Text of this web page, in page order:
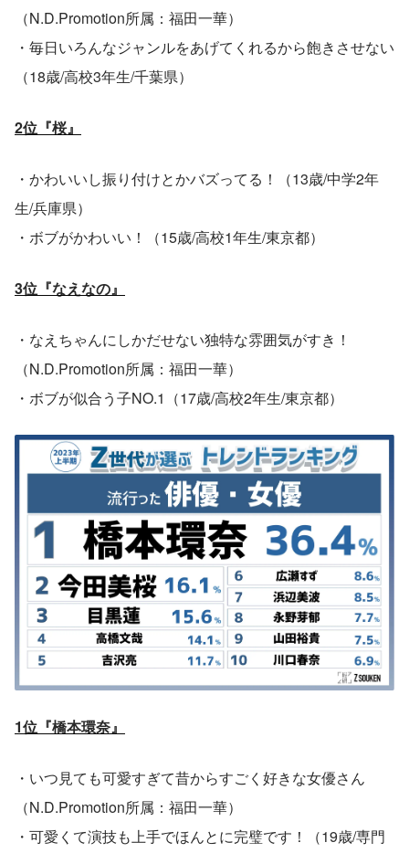
（N.D.Promotion所属：福田一華）
・毎日いろんなジャンルをあげてくれるから飽きさせない
（18歳/高校3年生/千葉県）
2位『桜』
・かわいいし振り付けとかバズってる！（13歳/中学2年
生/兵庫県）
・ボブがかわいい！（15歳/高校1年生/東京都）
3位『なえなの』
・なえちゃんにしかだせない独特な雰囲気がすき！
（N.D.Promotion所属：福田一華）
・ボブが似合う子NO.1（17歳/高校2年生/東京都）
1位『橋本環奈』
・いつ見ても可愛すぎて昔からすごく好きな女優さん
（N.D.Promotion所属：福田一華）
・可愛くて演技も上手でほんとに完璧です！（19歳/専門